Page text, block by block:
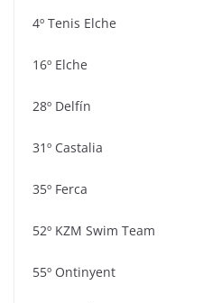
4º Tenis Elche
16º Elche
28º Delfín
31º Castalia
35º Ferca
52º KZM Swim Team
55º Ontinyent